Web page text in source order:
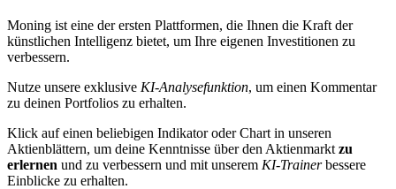
Moning ist eine der ersten Plattformen, die Ihnen die Kraft der
künstlichen Intelligenz bietet, um Ihre eigenen Investitionen zu
verbessern.
Nutze unsere exklusive KI-Analysefunktion, um einen Kommentar
zu deinen Portfolios zu erhalten.
Klick auf einen beliebigen Indikator oder Chart in unseren
Aktienblättern, um deine Kenntnisse über den Aktienmarkt zu
erlernen und zu verbessern und mit unserem KI-Trainerbessere
Einblicke zu erhalten.